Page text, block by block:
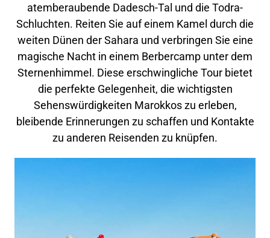
atemberaubende Dadesch-Tal und die Todra-
Schluchten. Reiten Sie auf einem Kamel durch die
weiten Dünen der Sahara und verbringen Sie eine
magische Nacht in einem Berbercamp unter dem
Sternenhimmel. Diese erschwingliche Tour bietet
die perfekte Gelegenheit, die wichtigsten
Sehenswürdigkeiten Marokkos zu erleben,
bleibende Erinnerungen zu schaffen und Kontakte
zu anderen Reisenden zu knüpfen.